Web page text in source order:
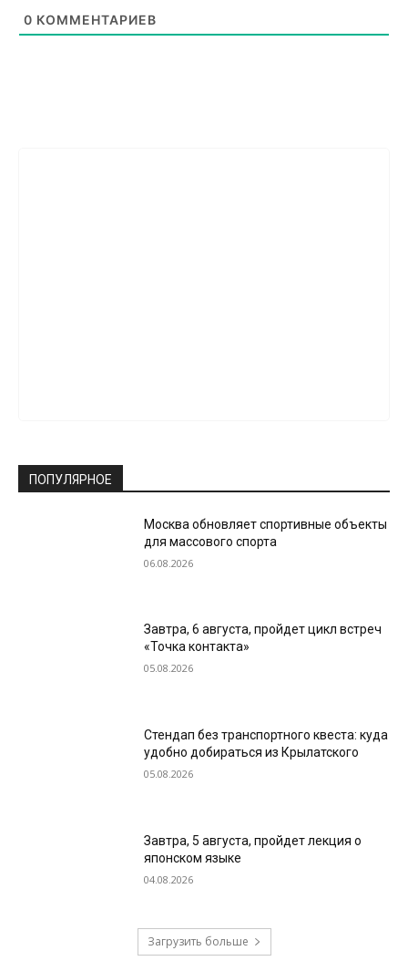
0 КОММЕНТАРИЕВ
ПОПУЛЯРНОЕ
Москва обновляет спортивные объекты
для массового спорта
06.08.2026
Завтра, 6 августа, пройдет цикл встреч
«Точка контакта»
05.08.2026
Стендап без транспортного квеста: куда
удобно добираться из Крылатского
05.08.2026
Завтра, 5 августа, пройдет лекция о
японском языке
04.08.2026
Загрузить больше